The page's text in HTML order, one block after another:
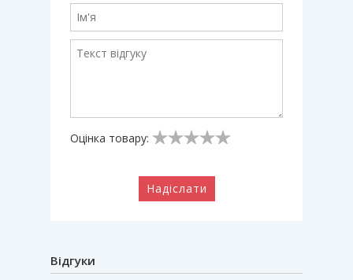
Оцінка товару:
Надіслати
Відгуки